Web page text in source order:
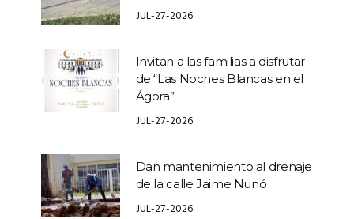
JUL-27-2026
Invitan a las familias a disfrutar
de “Las Noches Blancas en el
Ágora”
JUL-27-2026
Dan mantenimiento al drenaje
de la calle Jaime Nunó
JUL-27-2026